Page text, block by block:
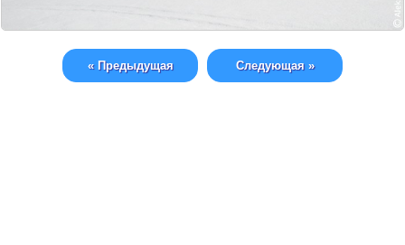
« Предыдущая Следующая »